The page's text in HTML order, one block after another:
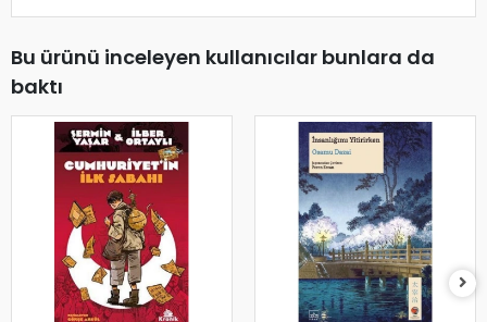
Bu ürünü inceleyen kullanıcılar bunlara da
baktı